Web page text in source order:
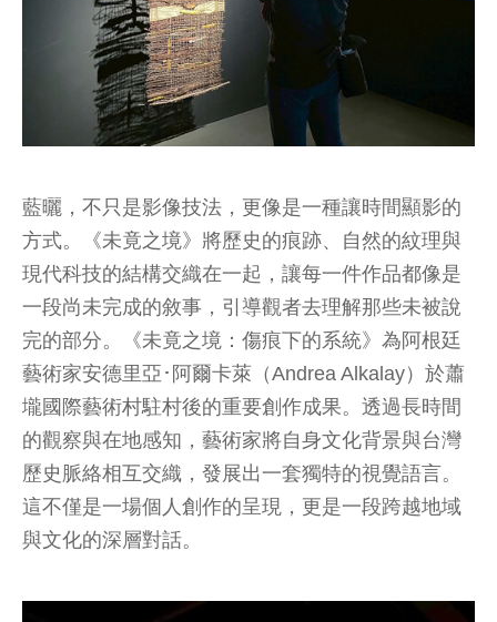
藍曬，不只是影像技法，更像是一種讓時間顯影的
方式。《未竟之境》將歷史的痕跡、自然的紋理與
現代科技的結構交織在一起，讓每一件作品都像是
一段尚未完成的敘事，引導觀者去理解那些未被說
完的部分。《未竟之境：傷痕下的系統》為阿根廷
藝術家安德里亞･阿爾卡萊（Andrea Alkalay）於蕭
壠國際藝術村駐村後的重要創作成果。透過長時間
的觀察與在地感知，藝術家將自身文化背景與台灣
歷史脈絡相互交織，發展出一套獨特的視覺語言。
這不僅是一場個人創作的呈現，更是一段跨越地域
與文化的深層對話。